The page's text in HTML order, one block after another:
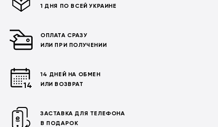
1 ДНЯ ПО ВСЕЙ УКРАИНЕ
ОПЛАТА СРАЗУ
ИЛИ ПРИ ПОЛУЧЕНИИ
14 ДНЕЙ НА ОБМЕН
ИЛИ ВОЗВРАТ
ЗАСТАВКА ДЛЯ ТЕЛЕФОНА
В ПОДАРОК